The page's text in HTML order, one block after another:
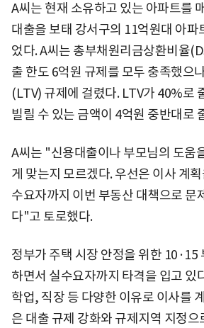
A씨는 현재 소유하고 있는 아파트를
대출을 보태 강서구의 11억원대 아파
었다. A씨는 총부채원리금상환비율
출 한도 6억원 규제를 모두 충족했으
(LTV) 규제에 걸렸다. LTV가 40%로
빌릴 수 있는 금액이 4억원 중반대로
A씨는 "신용대출이나 부모님의 도움
게 맞는지 모르겠다. 우선은 이사 계
수요자까지 이번 부동산 대책으로 문
다"고 토로했다.
정부가 주택 시장 안정을 위한 10·15
하면서 실수요자까지 타격을 입고 있
학업, 직장 등 다양한 이유로 이사를
은 대출 규제 강화와 규제지역 지정으